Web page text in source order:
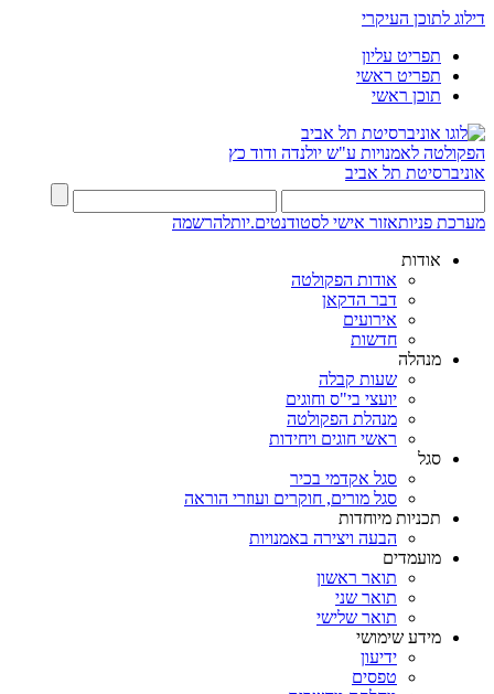
דילוג לתוכן העיקרי
תפריט עליון
תפריט ראשי
תוכן ראשי
הפקולטה לאמנויות ע"ש יולנדה ודוד כץ
אוניברסיטת תל אביב
מערכת פניותאזור אישי לסטודנטים.יותלהרשמה
אודות
אודות הפקולטה
דבר הדקאן
אירועים
חדשות
מנהלה
שעות קבלה
יועצי בי"ס וחוגים
מנהלת הפקולטה
ראשי חוגים ויחידות
סגל
סגל אקדמי בכיר
סגל מורים, חוקרים ועוזרי הוראה
תכניות מיוחדות
הבעה ויצירה באמנויות
מועמדים
תואר ראשון
תואר שני
תואר שלישי
מידע שימושי
ידיעון
טפסים